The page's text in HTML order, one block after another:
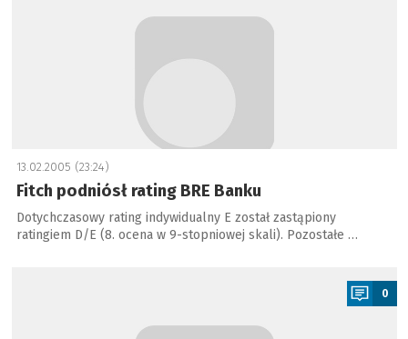
13.02.2005 (23:24)
Fitch podniósł rating BRE Banku
Dotychczasowy rating indywidualny E został zastąpiony
ratingiem D/E (8. ocena w 9-stopniowej skali). Pozostałe …
0